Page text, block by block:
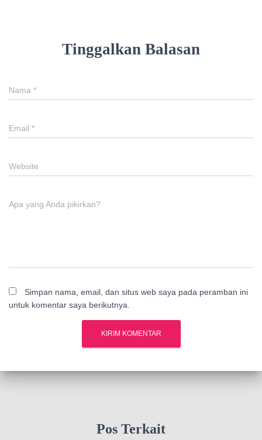
Tinggalkan Balasan
Nama *
Email *
Website
Apa yang Anda pikirkan?
Simpan nama, email, dan situs web saya pada peramban ini
untuk komentar saya berikutnya.
Pos Terkait